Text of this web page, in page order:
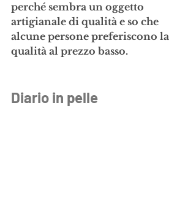
perché sembra un oggetto
artigianale di qualità e so che
alcune persone preferiscono la
qualità al prezzo basso.
Diario in pelle